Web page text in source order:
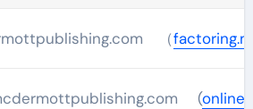
（
(